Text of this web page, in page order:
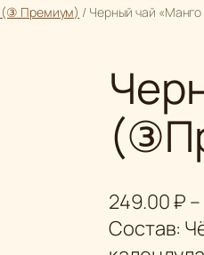
(③ Премиум) / Черный чай
249.00₽ –
Состав: